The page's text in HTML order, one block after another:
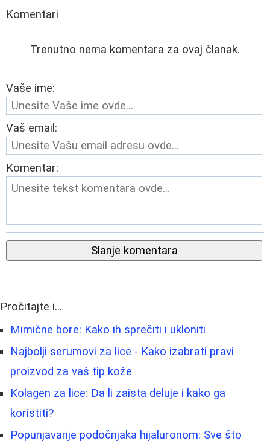
Komentari
Trenutno nema komentara za ovaj članak.
Vaše ime:
Vaš email:
Komentar:
Slanje komentara
Pročitajte i...
Mimične bore: Kako ih sprečiti i ukloniti
Najbolji serumovi za lice - Kako izabrati pravi
proizvod za vaš tip kože
Kolagen za lice: Da li zaista deluje i kako ga
koristiti?
Popunjavanje podočnjaka hijaluronom: Sve što